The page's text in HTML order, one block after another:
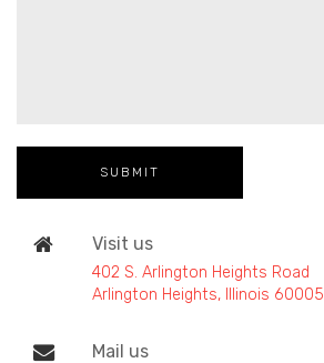
Visit us
402 S. Arlington Heights Road
Arlington Heights, Illinois 60005
Mail us